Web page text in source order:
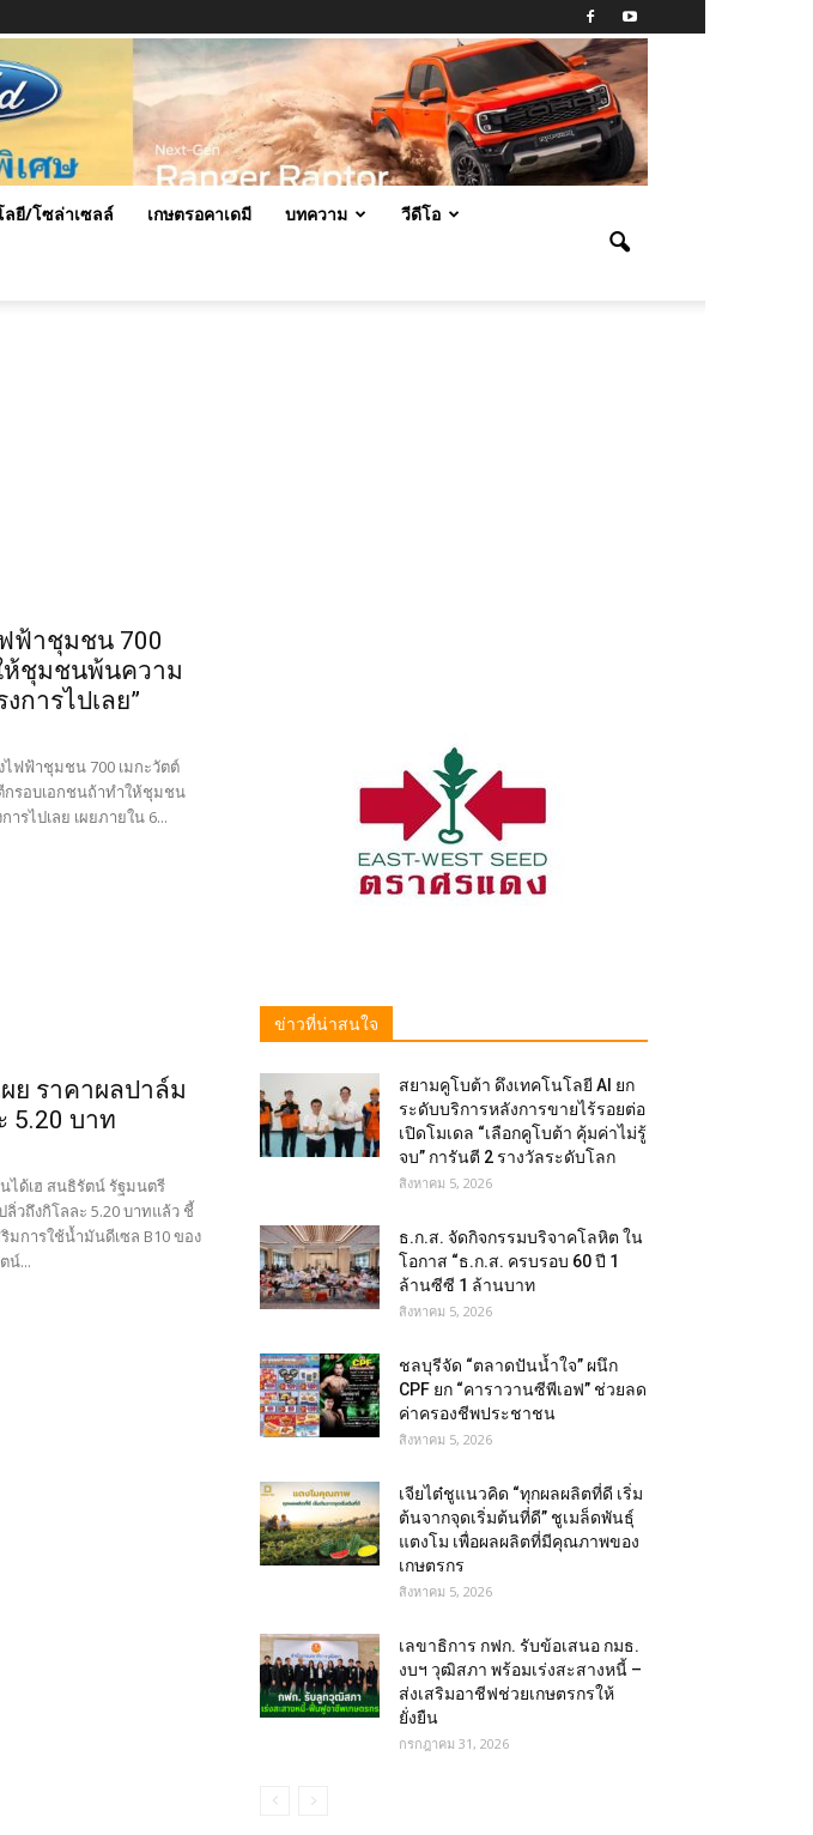
ยี/โซล่าเซลล์ เกษตรอคาเดมี บทความ วีดีโอ
ฟ้าชุมชน 700
ห้ชุมชนพ้นความ
การไปเลย”
ไฟฟ้าชุมชน 700 เมกะวัตต์
กรอบเอกชนถ้าทำให้ชุมชน
รไปเลย เผยภายใน 6...
ย ราคาผลปาล์ม
5.20 บาท
ได้เฮ สนธิรัตน์ รัฐมนตรี
วถึงกิโลละ 5.20 บาทแล้ว ชี้
มการใช้น้ำมันดีเซล B10 ของ
น์...
ข่าวที่น่าสนใจ
สยามคูโบต้า ดึงเทคโนโลยี AI ยก
ระดับบริการหลังการขายไร้รอยต่อ
เปิดโมเดล “เลือกคูโบต้า คุ้มค่าไม่รู้
จบ” การันตี 2 รางวัลระดับโลก
สิงหาคม 5, 2026
ธ.ก.ส. จัดกิจกรรมบริจาคโลหิต ใน
โอกาส “ธ.ก.ส. ครบรอบ 60 ปี 1
ล้านซีซี 1 ล้านบาท
สิงหาคม 5, 2026
ชลบุรีจัด “ตลาดปันน้ำใจ” ผนึก
CPF ยก “คาราวานซีพีเอฟ” ช่วยลด
ค่าครองชีพประชาชน
สิงหาคม 5, 2026
เจียไต๋ชูแนวคิด “ทุกผลผลิตที่ดี เริ่ม
ต้นจากจุดเริ่มต้นที่ดี” ชูเมล็ดพันธุ์
แตงโม เพื่อผลผลิตที่มีคุณภาพของ
เกษตรกร
สิงหาคม 5, 2026
เลขาธิการ กฟก. รับข้อเสนอ กมธ.
งบฯ วุฒิสภา พร้อมเร่งสะสางหนี้ –
ส่งเสริมอาชีฟช่วยเกษตรกรให้
ยั่งยืน
กรกฎาคม 31, 2026